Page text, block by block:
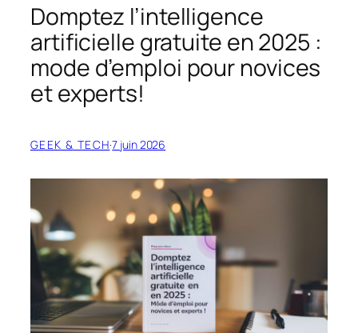
Domptez l’intelligence
artificielle gratuite en 2025 :
mode d’emploi pour novices
et experts!
GEEK & TECH·7 juin 2026